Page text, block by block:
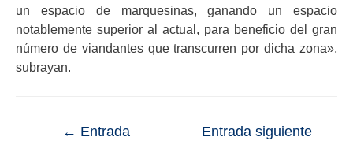
un espacio de marquesinas, ganando un espacio
notablemente superior al actual, para beneficio del gran
número de viandantes que transcurren por dicha zona»,
subrayan.
← Entrada
Entrada siguiente